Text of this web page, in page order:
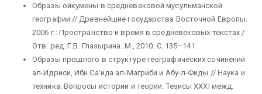
Образы ойкумены в средневековой мусульманской
географии // Древнейшие государства Восточной Европы.
2006 г.: Пространство и время в средневековых текстах /
Отв. ред. Г.В. Глазырина. М., 2010. С. 135–141.
Образы прошлого в структуре географических сочинений
ал-Идриси, Ибн Са‘ида ал-Магриби и Абу-л-Фиды // Наука и
техника: Вопросы истории и теории: Тезисы XXXI межд.